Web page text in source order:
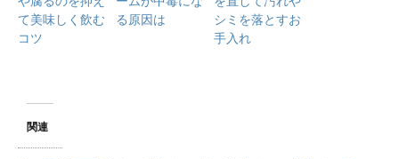
て美味しく飲む
コツ
る原因は
シミを落とすお
手入れ
関連